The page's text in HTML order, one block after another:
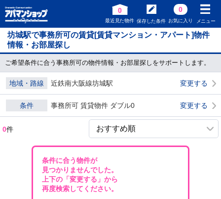
0
最近見た物件 保存した条件
0
お気に入り メニュー
坊城駅で事務所可の賃貸[賃貸マンション・アパート]物件
情報・お部屋探し
ご希望条件に合う事務所可の物件情報・お部屋探しをサポートします。
地域・路線 近鉄南大阪線坊城駅 変更する
条件 事務所可 賃貸物件 ダブル0 変更する
0件
条件に合う物件が
見つかりませんでした。
上下の「変更する」から
再度検索してください。